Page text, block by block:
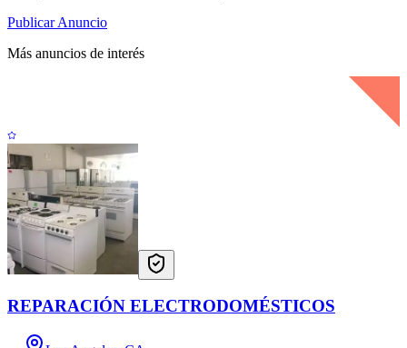
Publicar Anuncio
Más anuncios de interés
REPARACIÓN ELECTRODOMÉSTICOS